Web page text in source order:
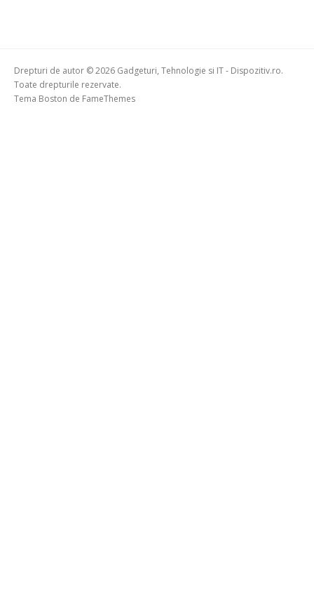
Drepturi de autor © 2026 Gadgeturi, Tehnologie si IT - Dispozitiv.ro.
Toate drepturile rezervate.
Tema Boston de FameThemes